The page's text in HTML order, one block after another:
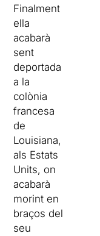
Finalment
ella
acabarà
sent
deportada
a la
colònia
francesa
de
Louisiana,
als Estats
Units, on
acabarà
morint en
braços del
seu